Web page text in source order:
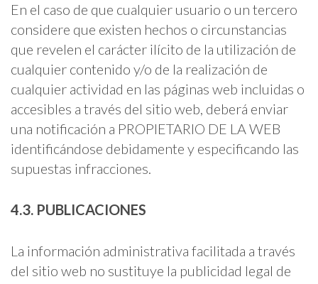
En el caso de que cualquier usuario o un tercero
considere que existen hechos o circunstancias
que revelen el carácter ilícito de la utilización de
cualquier contenido y/o de la realización de
cualquier actividad en las páginas web incluidas o
accesibles a través del sitio web, deberá enviar
una notificación a PROPIETARIO DE LA WEB
identificándose debidamente y especificando las
supuestas infracciones.
4.3. PUBLICACIONES
La información administrativa facilitada a través
del sitio web no sustituye la publicidad legal de